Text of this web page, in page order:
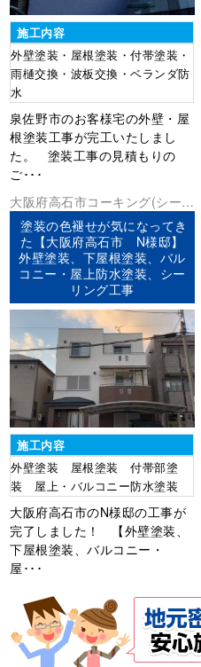
施工内容
外壁塗装・屋根塗装・付帯塗装・
雨樋交換・波板交換・ベランダ防
水
泉佐野市のお客様宅の外壁・屋
根塗装工事が完工いたしまし
た。 塗装工事の見積もりの
ご･･･
大阪府高石市コーキング(シーリ
ング)ベランダ防水外壁塗装屋根
塗装 防水工事
塗装の色褪せが気になってき
た【大阪府高石市 N様邸】
外壁塗装、下屋根塗装、バル
コニー・屋上防水塗装、シー
リング工事
施工内容
外壁塗装 屋根塗装 付帯部塗
装 屋上・バルコニー防水塗装
大阪府高石市のN様邸の工事が
完了しました！ 【外壁塗装、
下屋根塗装、バルコニー・
屋･･･